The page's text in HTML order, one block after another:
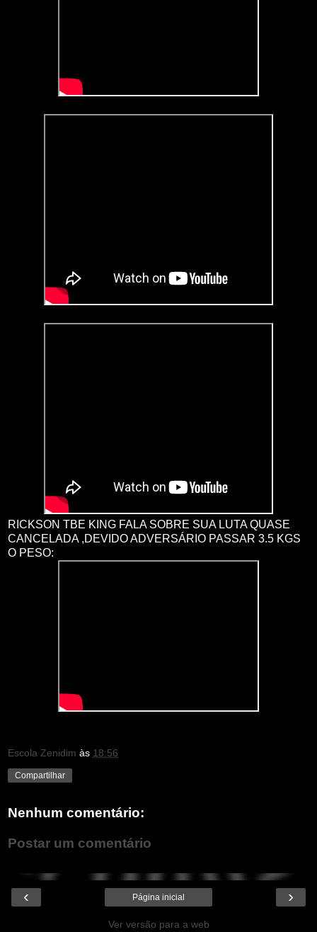
RICKSON TBE KING FALA SOBRE SUA LUTA QUASE
CANCELADA ,DEVIDO ADVERSÁRIO PASSAR 3.5 KGS
O PESO:
Escola Zenidim às 18:56
Compartilhar
Nenhum comentário:
Postar um comentário
‹ ›
Página inicial
Ver versão para a web